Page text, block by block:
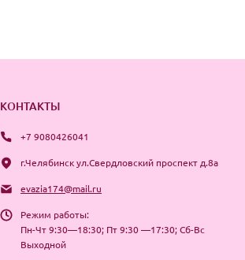
КОНТАКТЫ
+7 9080426041
г.Челябинск ул.Свердловский проспект д.8а
evazia174@mail.ru
Режим работы:
Пн-Чт 9:30—18:30; Пт 9:30 —17:30; Сб-Вс
Выходной